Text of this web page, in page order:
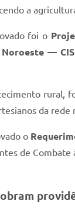
a
foi o
—
rural,
da
o
de